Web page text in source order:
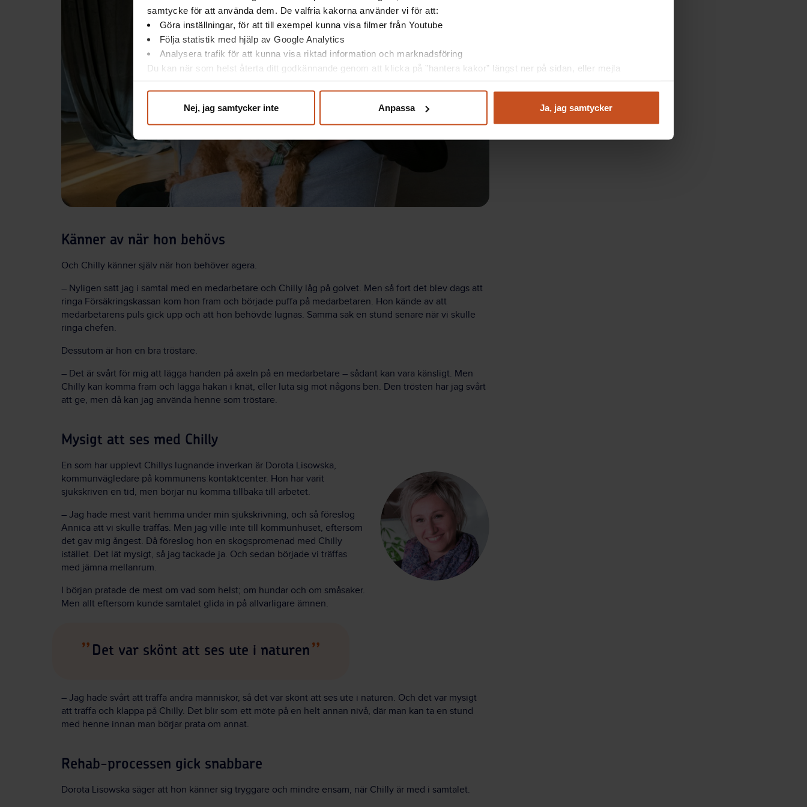
samtycke för att använda dem. De valfria kakorna använder vi för att:
Göra inställningar, för att till exempel kunna visa filmer från Youtube
Följa statistik med hjälp av Google Analytics
Analysera trafik för att kunna visa riktad information och marknadsföring
Du kan när som helst återta ditt godkännande genom att klicka på ”hantera kakor” längst ner på sidan, eller mejla
Nej, jag samtycker inte Anpassa Ja, jag samtycker
Känner av när hon behövs
Och Chilly känner själv när hon behöver agera.
– Nyligen satt jag i samtal med en medarbetare och Chilly låg på golvet. Men så fort det blev dags att
ringa Försäkringskassan kom hon fram och började puffa på medarbetaren. Hon kände av att
medarbetarens puls gick upp och att hon behövde lugnas. Samma sak en stund senare när vi skulle
ringa chefen.
Dessutom är hon en bra tröstare.
– Det är svårt för mig att lägga handen på axeln på en medarbetare – sådant kan vara känsligt. Men
Chilly kan komma fram och lägga hakan i knät, eller luta sig mot någons ben. Den trösten har jag svårt
att ge, men då kan jag använda henne som tröstare.
Mysigt att ses med Chilly
En som har upplevt Chillys lugnande inverkan är Dorota Lisowska,
kommunvägledare på kommunens kontaktcenter. Hon har varit
sjukskriven en tid, men börjar nu komma tillbaka till arbetet.
– Jag hade mest varit hemma under min sjukskrivning, och så föreslog
Annica att vi skulle träffas. Men jag ville inte till kommunhuset, eftersom
det gav mig ångest. Då föreslog hon en skogspromenad med Chilly
istället. Det lät mysigt, så jag tackade ja. Och sedan började vi träffas
med jämna mellanrum.
I början pratade de mest om vad som helst; om hundar och om småsaker.
Men allt eftersom kunde samtalet glida in på allvarligare ämnen.
Det var skönt att ses ute i naturen
– Jag hade svårt att träffa andra människor, så det var skönt att ses ute i naturen. Och det var mysigt
att träffa och klappa på Chilly. Det blir som ett möte på en helt annan nivå, där man kan ta en stund
med henne innan man börjar prata om annat.
Rehab-processen gick snabbare
Dorota Lisowska säger att hon känner sig tryggare och mindre ensam, när Chilly är med i samtalet.